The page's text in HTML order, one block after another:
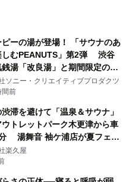
ピーの湯が登場！ 「サウナのあ
しむPEANUTS」第2弾 渋谷
湯「改良湯」と期間限定のコ
ーション サウナイキタイコラ
も発売決定！
ソニー・クリエイティブプロダクツ
間前
滞を避けて「温泉＆サウナ」
ウトレットパーク木更津から車
湯舞音 袖ケ浦店が夏フェア
を提供
楽久屋